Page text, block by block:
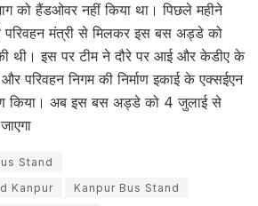
को हैंडओवर नहीं किया था। पिछले महीने
परिवहन मंत्री से मिलकर इस बस अड्डे को
थी। इस पर टीम ने दौरे पर आई और केडीए के
परिवहन निगम की निर्माण इकाई के एक्सईएन
किया। अब इस बस अड्डे को 4 जुलाई से
Stand
Kanpur
Kanpur Bus Stand